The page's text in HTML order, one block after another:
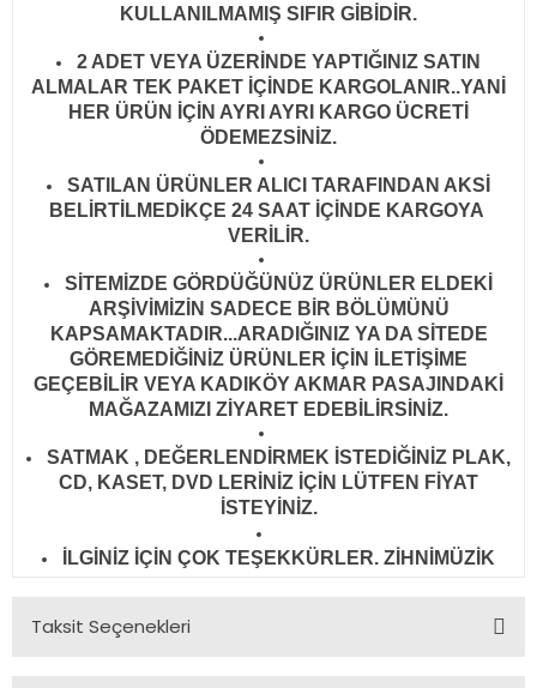
KULLANILMAMIŞ SIFIR GİBİDİR.
2 ADET VEYA ÜZERİNDE YAPTIĞINIZ SATIN
ALMALAR TEK PAKET İÇİNDE KARGOLANIR..YANİ
HER ÜRÜN İÇİN AYRI AYRI KARGO ÜCRETİ
ÖDEMEZSİNİZ.
SATILAN ÜRÜNLER ALICI TARAFINDAN AKSİ
BELİRTİLMEDİKÇE 24 SAAT İÇİNDE KARGOYA
VERİLİR.
SİTEMİZDE GÖRDÜĞÜNÜZ ÜRÜNLER ELDEKİ
ARŞİVİMİZİN SADECE BİR BÖLÜMÜNÜ
KAPSAMAKTADIR...ARADIĞINIZ YA DA SİTEDE
GÖREMEDİĞİNİZ ÜRÜNLER İÇİN İLETİŞİME
GEÇEBİLİR VEYA KADIKÖY AKMAR PASAJINDAKİ
MAĞAZAMIZI ZİYARET EDEBİLİRSİNİZ.
SATMAK , DEĞERLENDİRMEK İSTEDİĞİNİZ PLAK,
CD, KASET, DVD LERİNİZ İÇİN LÜTFEN FİYAT
İSTEYİNİZ.
İLGİNİZ İÇİN ÇOK TEŞEKKÜRLER. ZİHNİMÜZİK
Taksit Seçenekleri